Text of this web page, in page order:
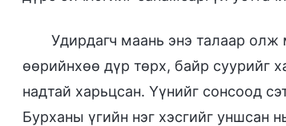
Удирдагч маань энэ талаар олж
өөрийнхөө дүр төрх, байр суурийг
надтай харьцсан. Үүнийг сонсоод
Бурханы үгийн нэг хэсгийг уншсан